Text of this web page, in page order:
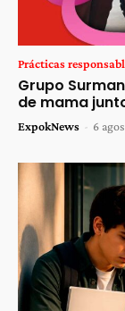
Prácticas
Grupo
de mama
ExpokNews - 6